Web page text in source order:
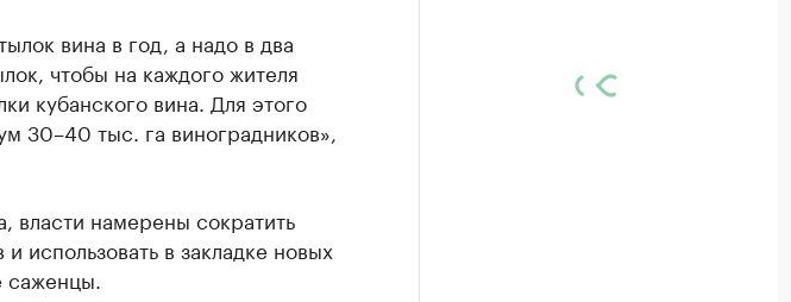
вина в год, а надо в два
чтобы на каждого жителя
кубанского вина. Для этого
30–40 тыс. га виноградников»,
власти намерены сократить
использовать в закладке новых
саженцы.